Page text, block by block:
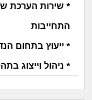
* שירות הערכת
התחייבות
* ייעוץ בתחום
* ניהול וייצוג